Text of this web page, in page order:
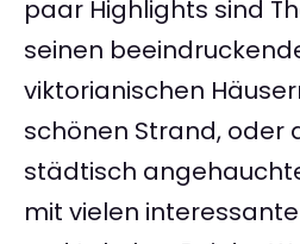
paar Highlights sind
seinen
viktorianischen
schönen Strand, oder
städtisch
mit vielen